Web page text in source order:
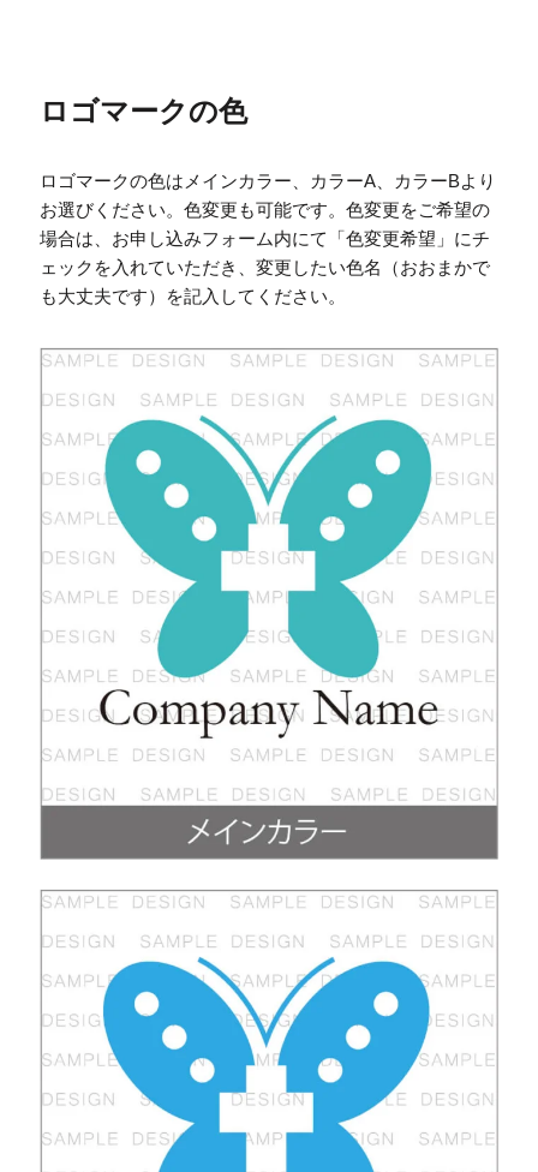
ロゴマークの色
ロゴマークの色はメインカラー、カラーA、カラーBより
お選びください。色変更も可能です。色変更をご希望の
場合は、お申し込みフォーム内にて「色変更希望」にチ
ェックを入れていただき、変更したい色名（おおまかで
も大丈夫です）を記入してください。